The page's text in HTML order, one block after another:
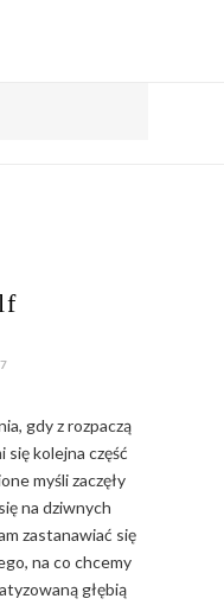
gdy z rozpaczą
się kolejna część
myśli zaczęły
na dziwnych
zastanawiać się
na co chcemy
głębią